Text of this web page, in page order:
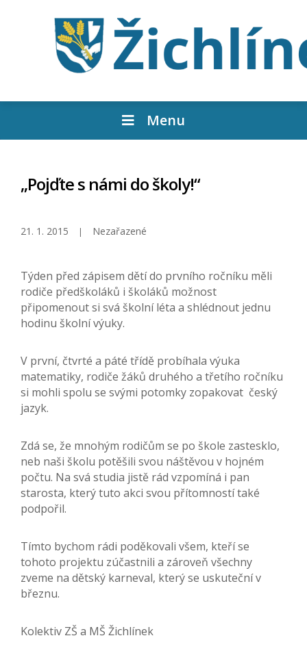
Menu
„Pojďte s námi do školy!“
21. 1. 2015 Nezařazené
Týden před zápisem dětí do prvního ročníku měli
rodiče předškoláků i školáků možnost
připomenout si svá školní léta a shlédnout jednu
hodinu školní výuky.
V první, čtvrté a páté třídě probíhala výuka
matematiky, rodiče žáků druhého a třetího ročníku
si mohli spolu se svými potomky zopakovat český
jazyk.
Zdá se, že mnohým rodičům se po škole zastesklo,
neb naši školu potěšili svou náštěvou v hojném
počtu. Na svá studia jistě rád vzpomíná i pan
starosta, který tuto akci svou přítomností také
podpořil.
Tímto bychom rádi poděkovali všem, kteří se
tohoto projektu zúčastnili a zároveň všechny
zveme na dětský karneval, který se uskuteční v
březnu.
Kolektiv ZŠ a MŠ Žichlínek